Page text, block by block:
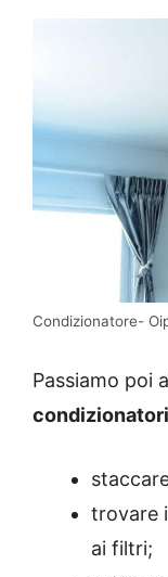
Condizionatore-
Passiamo poi
trovare
ai filtri;